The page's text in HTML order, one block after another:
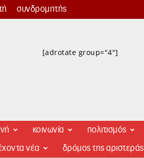
συνδρομητής
[adrotate group="4"]
κοινωνία πολιτισμός
νέα δρόμος της αριστεράς